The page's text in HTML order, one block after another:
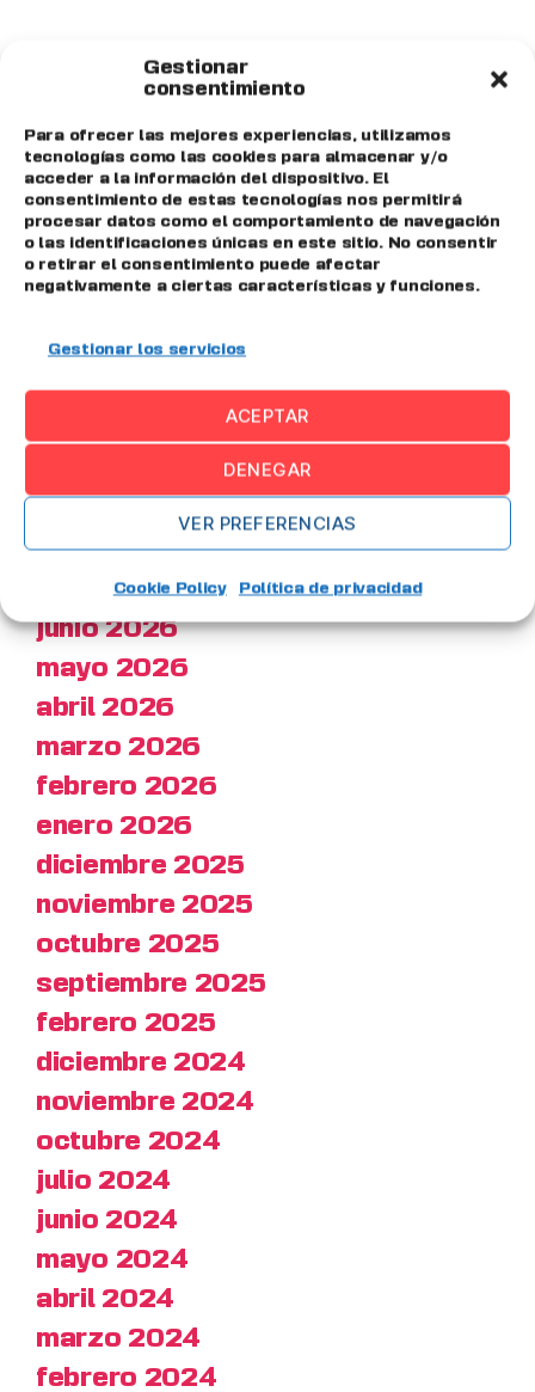
Gestionar
consentimiento
Para ofrecer las mejores experiencias, utilizamos
tecnologías como las cookies para almacenar y/o
acceder a la información del dispositivo. El
consentimiento de estas tecnologías nos permitirá
procesar datos como el comportamiento de navegación
o las identificaciones únicas en este sitio. No consentir
o retirar el consentimiento puede afectar
negativamente a ciertas características y funciones.
Gestionar los servicios
ACEPTAR
DENEGAR
VER PREFERENCIAS
Cookie Policy Política de privacidad
Archivos
agosto 2026
julio 2026
junio 2026
mayo 2026
abril 2026
marzo 2026
febrero 2026
enero 2026
diciembre 2025
noviembre 2025
octubre 2025
septiembre 2025
febrero 2025
diciembre 2024
noviembre 2024
octubre 2024
julio 2024
junio 2024
mayo 2024
abril 2024
marzo 2024
febrero 2024